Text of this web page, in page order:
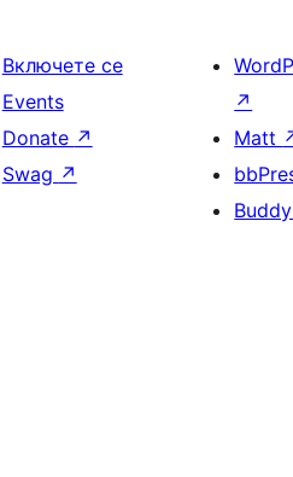
Включете се
Events
Donate ↗
Swag ↗
↗
Matt